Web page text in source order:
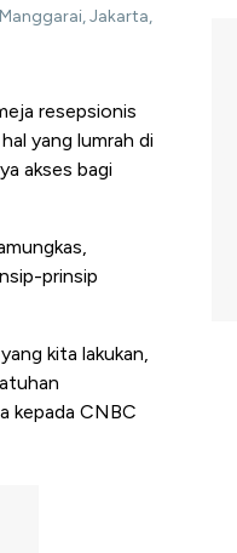
Jakarta,
resepsionis
yang lumrah di
akses bagi
prinsip
kita lakukan,
kepada CNBC